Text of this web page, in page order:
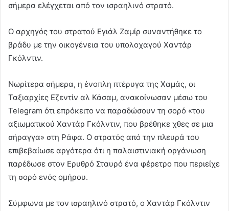
σήμερα ελέγχεται από τον ισραηλινό στρατό.
Ο αρχηγός του στρατού Εγιάλ Ζαμίρ συναντήθηκε το
βράδυ με την οικογένεια του υπολοχαγού Χαντάρ
Γκόλντιν.
Νωρίτερα σήμερα, η ένοπλη πτέρυγα της Χαμάς, οι
Ταξιαρχίες Εζεντίν αλ Κάσαμ, ανακοίνωσαν μέσω του
Telegram ότι επρόκειτο να παραδώσουν τη σορό «του
αξιωματικού Χαντάρ Γκόλντιν, που βρέθηκε χθες σε μια
σήραγγα» στη Ράφα. Ο στρατός από την πλευρά του
επιβεβαίωσε αργότερα ότι η παλαιστινιακή οργάνωση
παρέδωσε στον Ερυθρό Σταυρό ένα φέρετρο που περιείχε
τη σορό ενός ομήρου.
Σύμφωνα με τον ισραηλινό στρατό, ο Χαντάρ Γκόλντιν